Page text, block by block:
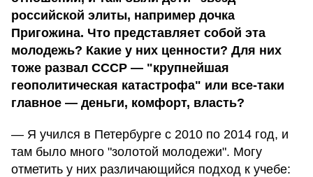
российской элиты, например дочка
Пригожина. Что представляет собой эта
молодежь? Какие у них ценности? Для них
тоже развал СССР — "крупнейшая
геополитическая катастрофа" или все-таки
главное — деньги, комфорт, власть?
— Я учился в Петербурге с 2010 по 2014 год, и
там было много "золотой молодежи". Могу
отметить у них различающийся подход к учебе: